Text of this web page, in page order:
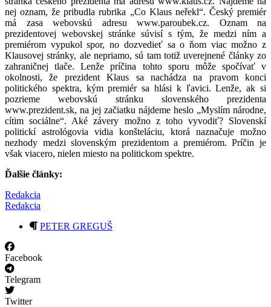
nej oznam, že pribudla rubrika „Co Klaus neřekl“. Český premiér
má zasa webovskú adresu www.paroubek.cz. Oznam na
prezidentovej webovskej stránke súvisí s tým, že medzi ním a
premiérom vypukol spor, no dozvedieť sa o ňom viac možno z
Klausovej stránky, ale nepriamo, sú tam totiž uverejnené články zo
zahraničnej tlače. Lenže príčina tohto sporu môže spočívať v
okolnosti, že prezident Klaus sa nachádza na pravom konci
politického spektra, kým premiér sa hlási k ľavici. Lenže, ak si
pozrieme webovskú stránku slovenského prezidenta
www.prezident.sk, na jej začiatku nájdeme heslo „Myslím národne,
cítim sociálne“. Aké závery možno z toho vyvodiť? Slovenskí
politickí astrológovia vidia konšteláciu, ktorá naznačuje možno
nezhody medzi slovenským prezidentom a premiérom. Príčin je
však viacero, nielen miesto na politickom spektre.
Ďalšie články:
Redakcia
Redakcia
PETER GREGUŠ
Facebook
Telegram
Twitter